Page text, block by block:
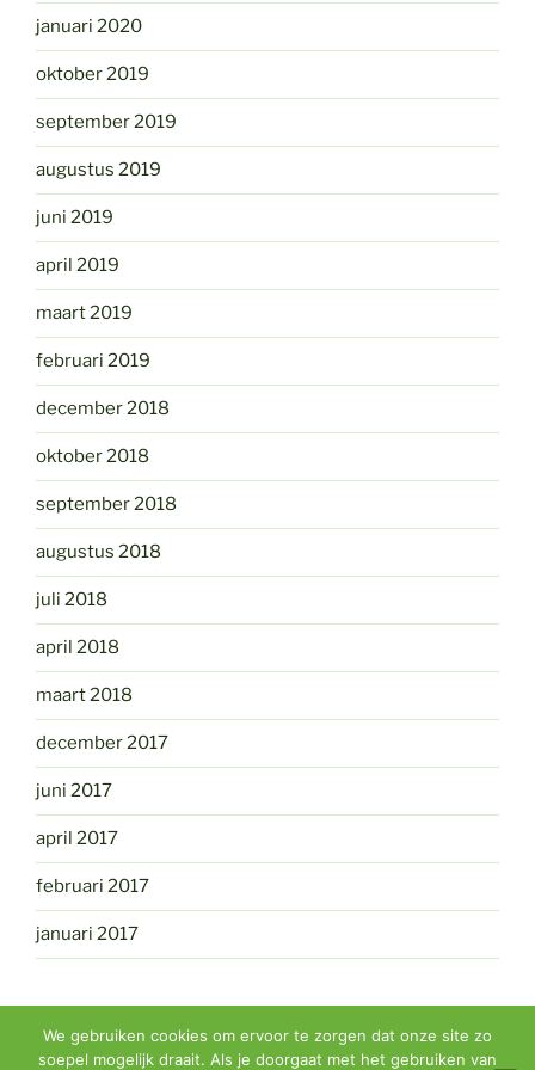
januari 2020
oktober 2019
september 2019
augustus 2019
juni 2019
april 2019
maart 2019
februari 2019
december 2018
oktober 2018
september 2018
augustus 2018
juli 2018
april 2018
maart 2018
december 2017
juni 2017
april 2017
februari 2017
januari 2017
We gebruiken cookies om ervoor te zorgen dat onze site zo
soepel mogelijk draait. Als je doorgaat met het gebruiken van